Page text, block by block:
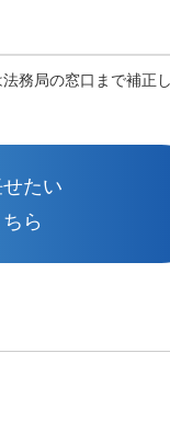
務局の窓口まで補正
たい
ら